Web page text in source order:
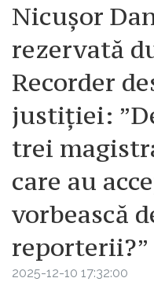
Nicușor
rezervată
Recorder
justiției:
trei
care au
vorbească
reporterii?”
2025-12-10 17:32:00